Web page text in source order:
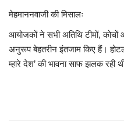
मेहमाननवाजी की मिसालः
आयोजकों ने सभी अतिथि टीमों, कोचों
अनुरूप बेहतरीन इंतजाम किए हैं।
म्हारे देश’ की भावना साफ झलक रही